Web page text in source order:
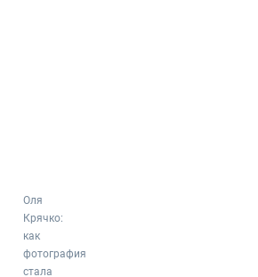
Оля
Крячко:
как
фотография
стала